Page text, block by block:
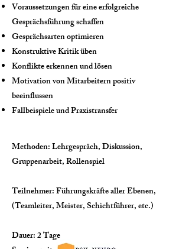
Voraussetzungen für eine erfolgreiche
Gesprächsführung schaffen
Gesprächsarten optimieren
Konstruktive Kritik üben
Konflikte erkennen und lösen
Motivation von Mitarbeitern positiv
beeinflussen
Fallbeispiele und Praxistransfer
Methoden: Lehrgespräch, Diskussion,
Gruppenarbeit, Rollenspiel
Teilnehmer: Führungskräfte aller Ebenen,
(Teamleiter, Meister, Schichtführer, etc.)
Dauer: 2 Tage